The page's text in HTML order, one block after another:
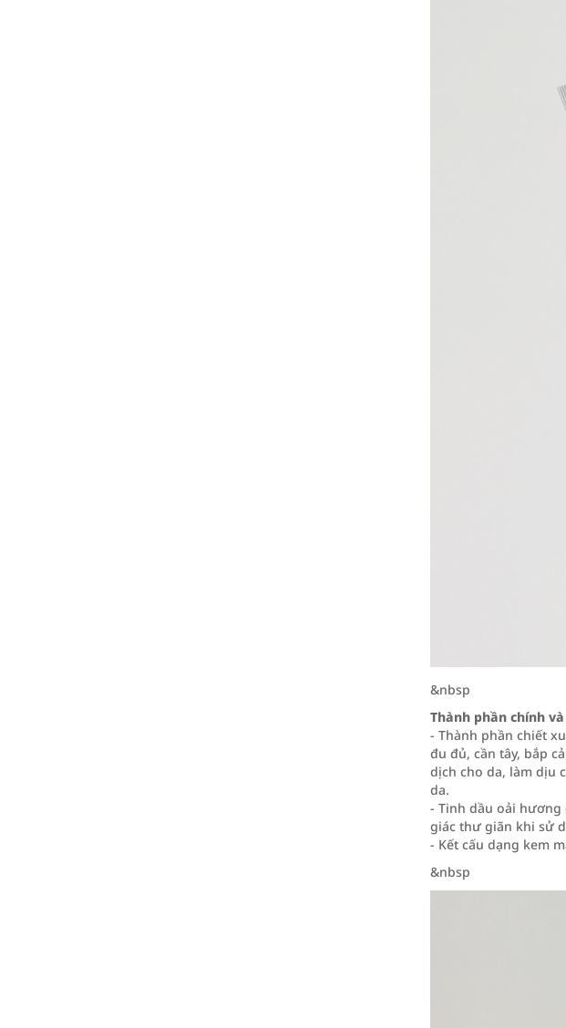
&nbsp
Thành phần chính
- Thành phần chiết
đu đủ, cần tây, bắp
dịch cho da, làm dịu
da.
- Tinh dầu oải hương
giác thư giãn khi sử
- Kết cấu dạng kem
&nbsp